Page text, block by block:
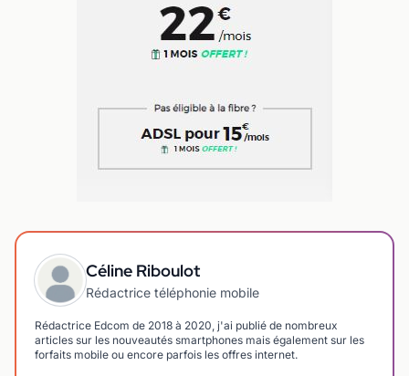
Céline Riboulot
Rédactrice téléphonie mobile
Rédactrice Edcom de 2018 à 2020, j'ai publié de nombreux
articles sur les nouveautés smartphones mais également sur les
forfaits mobile ou encore parfois les offres internet.